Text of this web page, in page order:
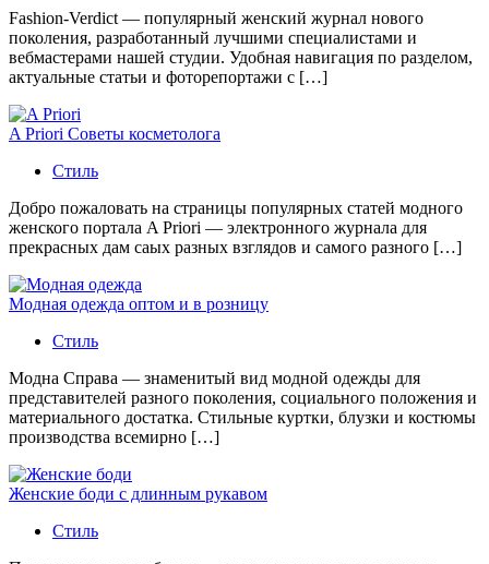
Fashion-Verdict — популярный женский журнал нового
поколения, разработанный лучшими специалистами и
вебмастерами нашей студии. Удобная навигация по разделом,
актуальные статьи и фоторепортажи с […]
A Priori Советы косметолога
Стиль
Добро пожаловать на страницы популярных статей модного
женского портала A Priori — электронного журнала для
прекрасных дам саых разных взглядов и самого разного […]
Модная одежда оптом и в розницу
Стиль
Модна Справа — знаменитый вид модной одежды для
представителей разного поколения, социального положения и
материального достатка. Стильные куртки, блузки и костюмы
производства всемирно […]
Женские боди с длинным рукавом
Стиль